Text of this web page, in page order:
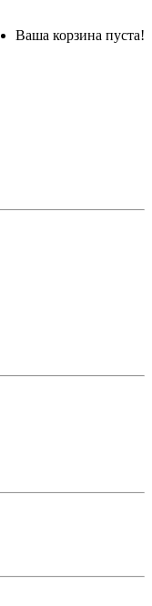
Ваша корзина пуста!